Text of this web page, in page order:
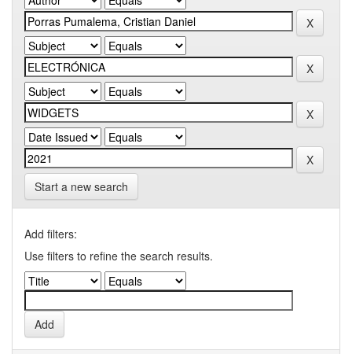
Start a new search
Add filters:
Use filters to refine the search results.